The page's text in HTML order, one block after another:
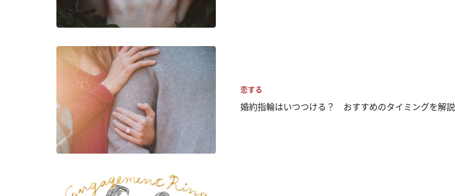
恋する
婚約指輪はいつつける？ おすすめのタイミングを解説